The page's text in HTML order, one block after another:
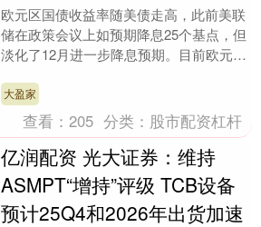
欧元区国债收益率随美债走高，此前美联
储在政策会议上如预期降息25个基点，但
淡化了12月进一步降息预期。目前欧元区
的利率决议，....
大盈家
查看：205 分类： 股市配资杠杆
亿润配资 光大证券：维持
ASMPT“增持”评级 TCB设备
预计25Q4和2026年出货加速